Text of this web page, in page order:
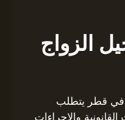
الزواج
في قطر يتطلب
والإجراءات